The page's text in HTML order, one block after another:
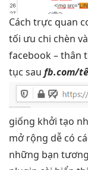
Cách trực quan
tối ưu chi chèn
facebook –thân
tục sau fb.com/
giống khởi tạo
mở rộng dễ có
những bạn